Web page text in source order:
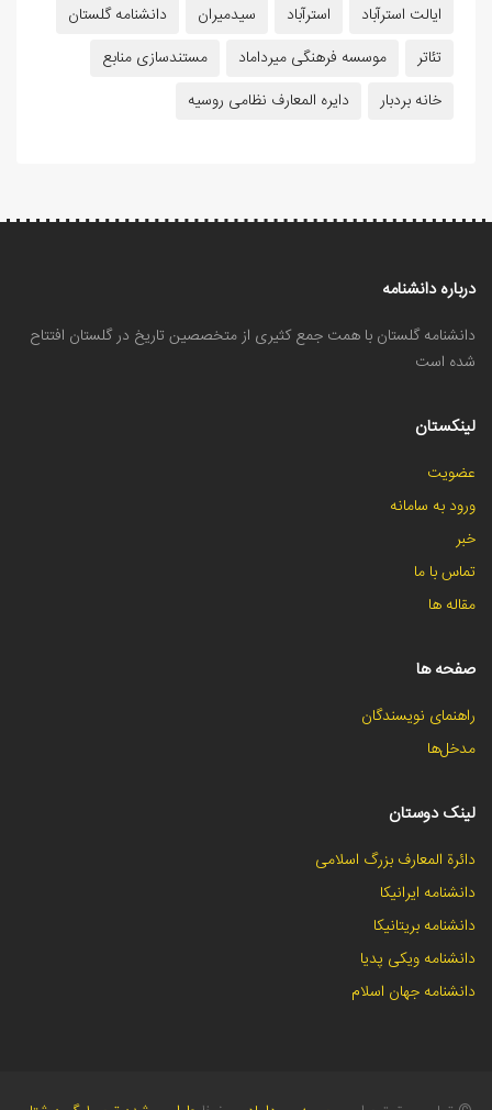
ایالت استرآباد
استرآباد سیدمیران
دانشنامه گلستان
تئاتر
موسسه فرهنگی میرداماد
مستندسازی منابع
خانه بردبار
دایره المعارف نظامی روسیه
درباره دانشنامه
دانشنامه گلستان با همت جمع کثیری از متخصصین تاریخ در گلستان افتتاح
شده است
لینکستان
عضویت
ورود به سامانه
خبر
تماس با ما
مقاله ها
صفحه ها
راهنمای نویسندگان
مدخل‌ها
لینک دوستان
دائرة المعارف بزرگ اسلامی
دانشنامه ایرانیکا
دانشنامه بریتانیکا
دانشنامه ویکی پدیا
دانشنامه جهان اسلام